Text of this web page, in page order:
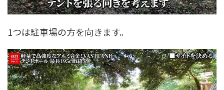
1つは駐車場の方を向きます。